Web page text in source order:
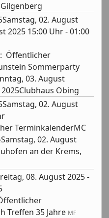
02. August
2025 15:00 Uhr - 01:00
Öffentlicher
Sommerparty
03. August
Obing
02. August
TerminkalenderMC
Samstag, 02. August
an der Krems,
08. August 2025 -
Treffen 35 Jahre MF